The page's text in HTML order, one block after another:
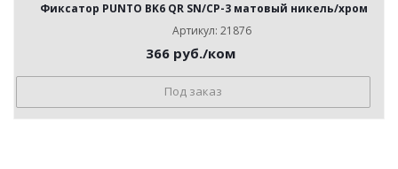
Фиксатор PUNTO BK6 QR SN/CP-3 матовый никель/хром
Артикул: 21876
366руб./ком
Под заказ